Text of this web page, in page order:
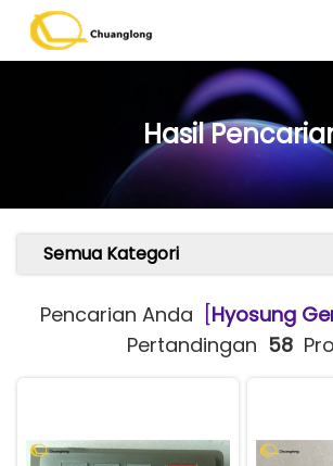
Hasil
Semua Kategori
Pencarian Anda [Hyosung
Pertandingan 58